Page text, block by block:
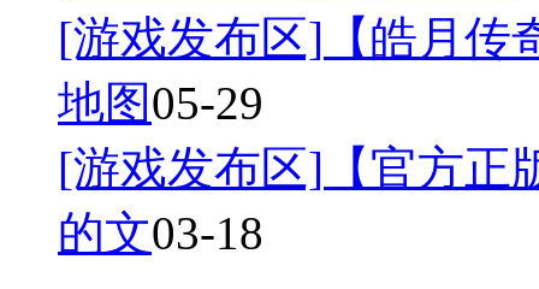
[游戏发布区] 【皓月
地图05-29
[游戏发布区] 【官方
的文03-18